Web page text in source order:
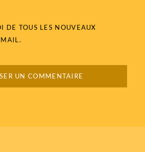
DE TOUS LES NOUVEAUX